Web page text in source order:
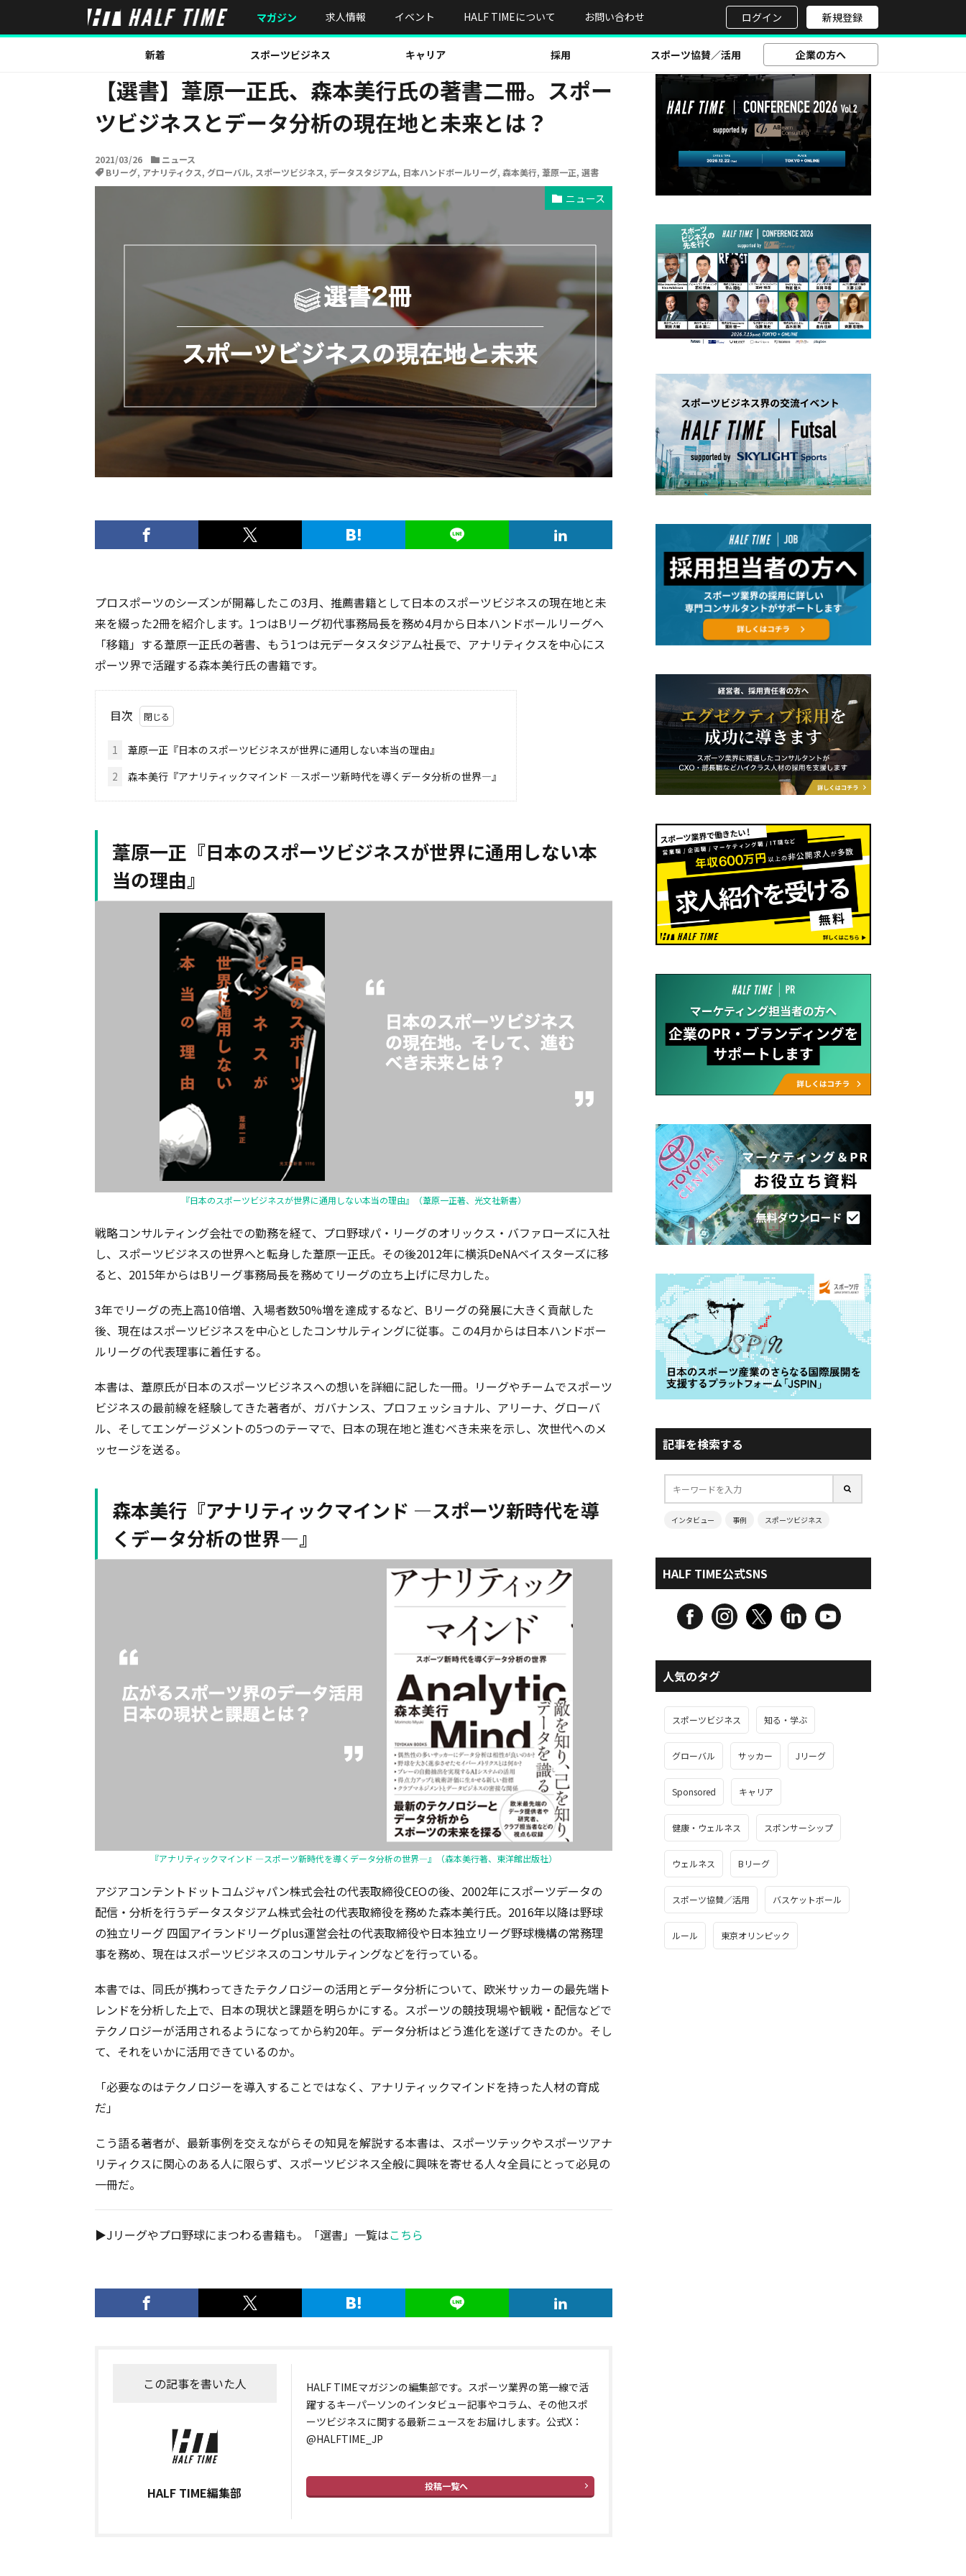
マガジン 求人情報 イベント HALF TIMEについて お問い合わせ ログイン 新規登録
新着 スポーツビジネス キャリア 採用 スポーツ協賛／活用 企業の方へ
HOME ニュース 【選書】葦原一正氏、森本美行氏の著書二冊。スポーツビジネスとデータ分析の現在地と未来とは？
【選書】葦原一正氏、森本美行氏の著書二冊。スポー
ツビジネスとデータ分析の現在地と未来とは？
2021/03/26
ニュース
Bリーグ, アナリティクス, グローバル, スポーツビジネス, データスタジアム, 日本ハンドボールリーグ, 森本美行, 葦原一正, 選書
ニュース
プロスポーツのシーズンが開幕したこの3月、推薦書籍として日本のスポーツビジネスの現在地と未
来を綴った2冊を紹介します。1つはBリーグ初代事務局長を務め4月から日本ハンドボールリーグへ
「移籍」する葦原一正氏の著書、もう1つは元データスタジアム社長で、アナリティクスを中心にス
ポーツ界で活躍する森本美行氏の書籍です。
目次
1
葦原一正『日本のスポーツビジネスが世界に通用しない本当の理由』
2
森本美行『アナリティックマインド —スポーツ新時代を導くデータ分析の世界—』
葦原一正『日本のスポーツビジネスが世界に通用しない本
当の理由』
『日本のスポーツビジネスが世界に通用しない本当の理由』（葦原一正著、光文社新書）
戦略コンサルティング会社での勤務を経て、プロ野球パ・リーグのオリックス・バファローズに入社
し、スポーツビジネスの世界へと転身した葦原一正氏。その後2012年に横浜DeNAベイスターズに移
ると、2015年からはBリーグ事務局長を務めてリーグの立ち上げに尽力した。
3年でリーグの売上高10倍増、入場者数50%増を達成するなど、Bリーグの発展に大きく貢献した
後、現在はスポーツビジネスを中心としたコンサルティングに従事。この4月からは日本ハンドボー
ルリーグの代表理事に着任する。
本書は、葦原氏が日本のスポーツビジネスへの想いを詳細に記した一冊。リーグやチームでスポーツ
ビジネスの最前線を経験してきた著者が、ガバナンス、プロフェッショナル、アリーナ、グローバ
ル、そしてエンゲージメントの5つのテーマで、日本の現在地と進むべき未来を示し、次世代へのメ
ッセージを送る。
森本美行『アナリティックマインド —スポーツ新時代を導
くデータ分析の世界—』
『アナリティックマインド —スポーツ新時代を導くデータ分析の世界—』（森本美行著、東洋館出版社）
アジアコンテントドットコムジャパン株式会社の代表取締役CEOの後、2002年にスポーツデータの
配信・分析を行うデータスタジアム株式会社の代表取締役を務めた森本美行氏。2016年以降は野球
の独立リーグ 四国アイランドリーグplus運営会社の代表取締役や日本独立リーグ野球機構の常務理
事を務め、現在はスポーツビジネスのコンサルティングなどを行っている。
本書では、同氏が携わってきたテクノロジーの活用とデータ分析について、欧米サッカーの最先端ト
レンドを分析した上で、日本の現状と課題を明らかにする。スポーツの競技現場や観戦・配信などで
テクノロジーが活用されるようになってから約20年。データ分析はどう進化を遂げてきたのか。そし
て、それをいかに活用できているのか。
「必要なのはテクノロジーを導入することではなく、アナリティックマインドを持った人材の育成
だ」
こう語る著者が、最新事例を交えながらその知見を解説する本書は、スポーツテックやスポーツアナ
リティクスに関心のある人に限らず、スポーツビジネス全般に興味を寄せる人々全員にとって必見の
一冊だ。
▶︎Jリーグやプロ野球にまつわる書籍も。「選書」一覧はこちら
この記事を書いた人
HALF TIME編集部
HALF TIMEマガジンの編集部です。スポーツ業界の第一線で活
躍するキーパーソンのインタビュー記事やコラム、その他スポ
ーツビジネスに関する最新ニュースをお届けします。公式X：
@HALFTIME_JP
投稿一覧へ
記事を検索する
インタビュー 事例 スポーツビジネス
HALF TIME公式SNS
人気のタグ
スポーツビジネス 知る・学ぶ
グローバル サッカー Jリーグ
Sponsored キャリア
健康・ウェルネス スポンサーシップ
ウェルネス Bリーグ
スポーツ協賛／活用 バスケットボール
ルール 東京オリンピック